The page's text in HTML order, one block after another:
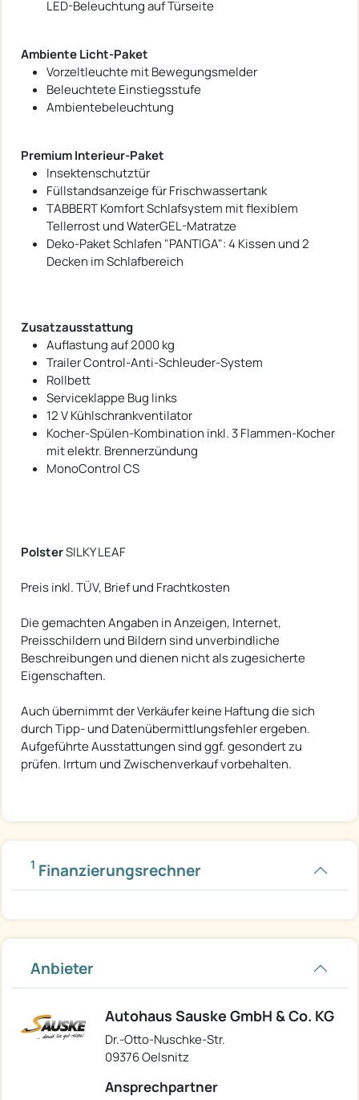
LED-Beleuchtung auf Türseite
Ambiente Licht-Paket
Vorzeltleuchte mit Bewegungsmelder
Beleuchtete Einstiegsstufe
Ambientebeleuchtung
Premium Interieur-Paket
Insektenschutztür
Füllstandsanzeige für Frischwassertank
TABBERT Komfort Schlafsystem mit flexiblem
Tellerrost und WaterGEL-Matratze
Deko-Paket Schlafen "PANTIGA": 4 Kissen und 2
Decken im Schlafbereich
Zusatzausstattung
Auflastung auf 2000 kg
Trailer Control-Anti-Schleuder-System
Rollbett
Serviceklappe Bug links
12 V Kühlschrankventilator
Kocher-Spülen-Kombination inkl. 3 Flammen-Kocher
mit elektr. Brennerzündung
MonoControl CS
PolsterSILKY LEAF
Preis inkl. TÜV, Brief und Frachtkosten
Die gemachten Angaben in Anzeigen, Internet,
Preisschildern und Bildern sind unverbindliche
Beschreibungen und dienen nicht als zugesicherte
Eigenschaften.
Auch übernimmt der Verkäufer keine Haftung die sich
durch Tipp- und Datenübermittlungsfehler ergeben.
Aufgeführte Ausstattungen sind ggf. gesondert zu
prüfen. Irrtum und Zwischenverkauf vorbehalten.
1 Finanzierungsrechner
Anbieter
Autohaus Sauske GmbH & Co. KG
Dr.-Otto-Nuschke-Str.
09376 Oelsnitz
Ansprechpartner